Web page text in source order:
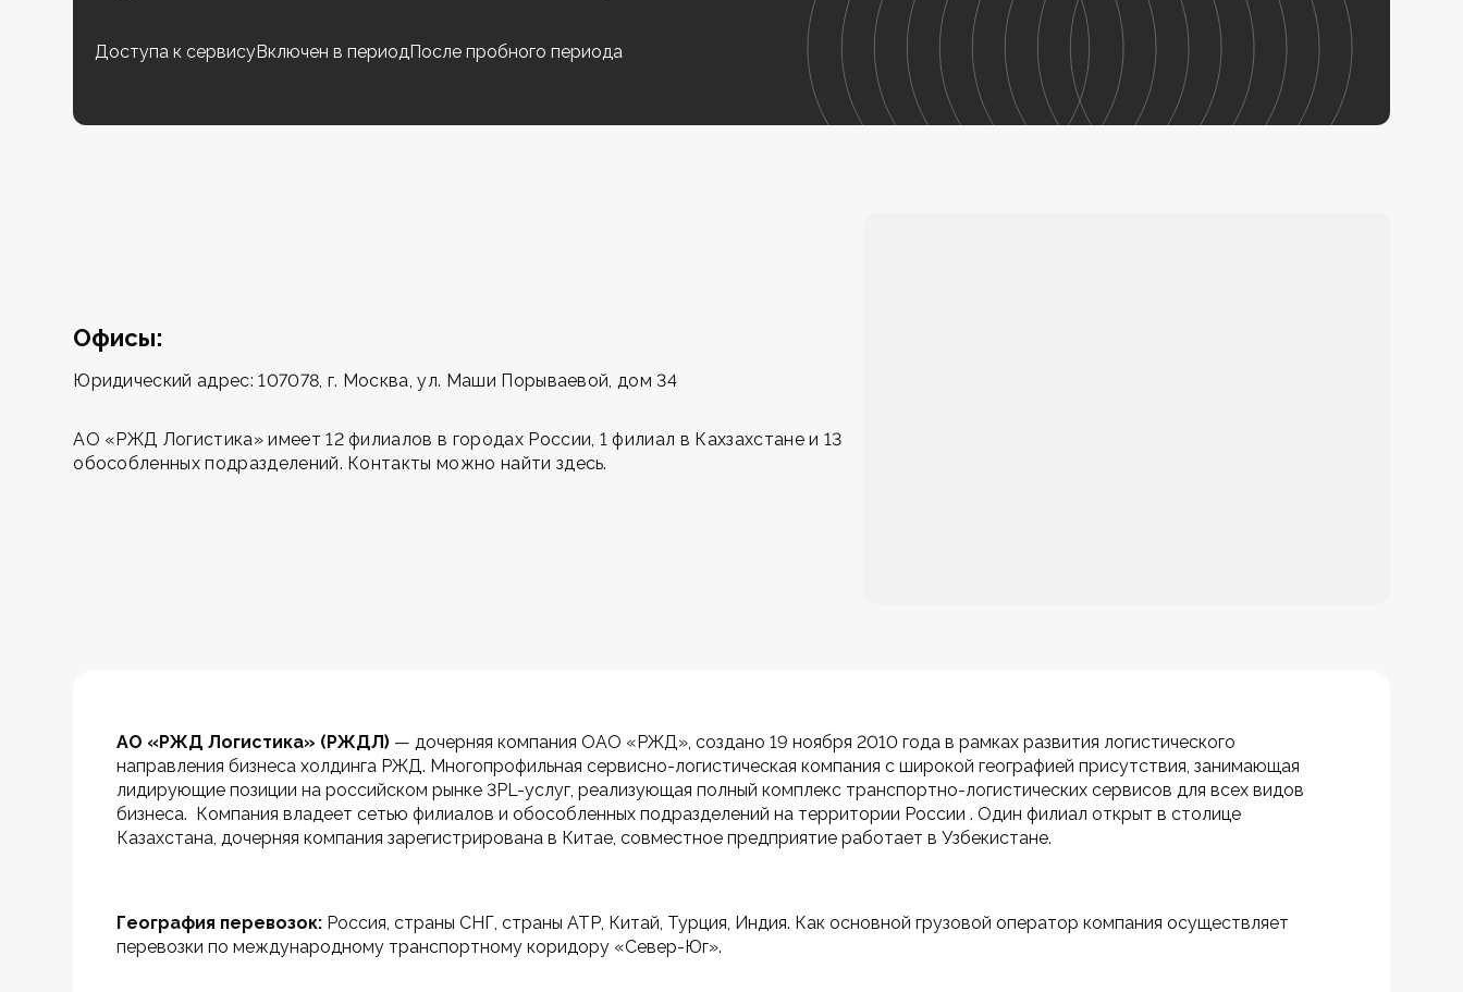
Доступа к сервисуВключен в периодПосле пробного периода
Офисы:
Юридический адрес: 107078, г. Москва, ул. Маши Порываевой, дом 34
АО «РЖД Логистика» имеет 12 филиалов в городах России, 1 филиал в Кахзахстане и 13
обособленных подразделений. Контакты можно найти здесь.
АО «РЖД Логистика» (РЖДЛ) — дочерняя компания ОАО «РЖД», создано 19 ноября 2010 года в рамках развития логистического
направления бизнеса холдинга РЖД. Многопрофильная сервисно-логистическая компания с широкой географией присутствия, занимающая
лидирующие позиции на российском рынке 3PL-услуг, реализующая полный комплекс транспортно-логистических сервисов для всех видов
бизнеса.  Компания владеет сетью филиалов и обособленных подразделений на территории России . Один филиал открыт в столице
Казахстана, дочерняя компания зарегистрирована в Китае, совместное предприятие работает в Узбекистане.
География перевозок: Россия, страны СНГ, страны АТР, Китай, Турция, Индия. Как основной грузовой оператор компания осуществляет
перевозки по международному транспортному коридору «Север-Юг».